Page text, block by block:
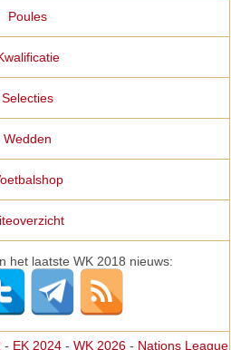
Poules
Selecties
Wedden
het laatste WK 2018 nieuws:
- EK 2024 -WK 2026 - Nations League